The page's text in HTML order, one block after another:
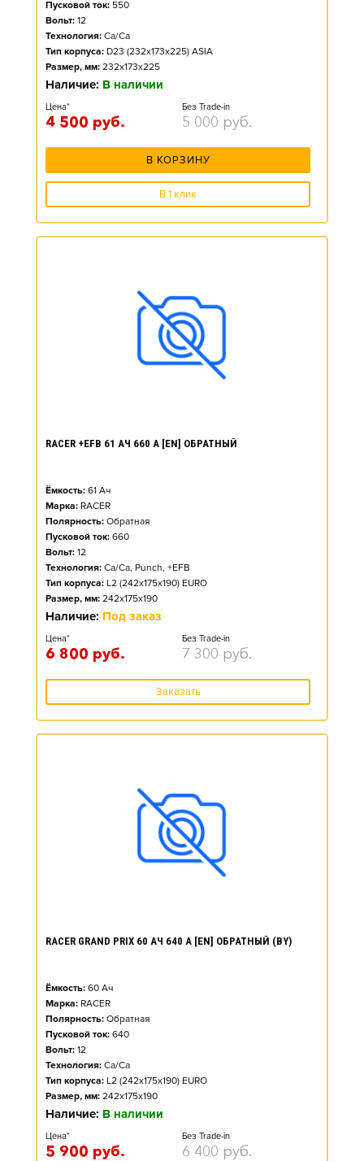
Пусковой ток: 550
Вольт: 12
Технология: Ca/Ca
Тип корпуса: D23 (232x173x225) ASIA
Размер, мм: 232x173x225
Наличие: В наличии
Цена*
4 500 руб.
Без Trade-in
5 000 руб.
В КОРЗИНУ
В 1 клик
RACER +EFB 61 АЧ 660 А [EN] ОБРАТНЫЙ
Ёмкость: 61 Ач
Марка: RACER
Полярность: Обратная
Пусковой ток: 660
Вольт: 12
Технология: Ca/Ca, Punch, +EFB
Тип корпуса: L2 (242x175x190) EURO
Размер, мм: 242x175x190
Наличие: Под заказ
Цена*
6 800 руб.
Без Trade-in
7 300 руб.
Заказать
RACER GRAND PRIX 60 АЧ 640 А [EN] ОБРАТНЫЙ (BY)
Ёмкость: 60 Ач
Марка: RACER
Полярность: Обратная
Пусковой ток: 640
Вольт: 12
Технология: Ca/Ca
Тип корпуса: L2 (242x175x190) EURO
Размер, мм: 242x175x190
Наличие: В наличии
Цена*
5 900 руб.
Без Trade-in
6 400 руб.